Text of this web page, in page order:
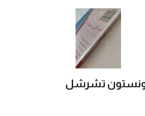
/ ونستون تشرشل